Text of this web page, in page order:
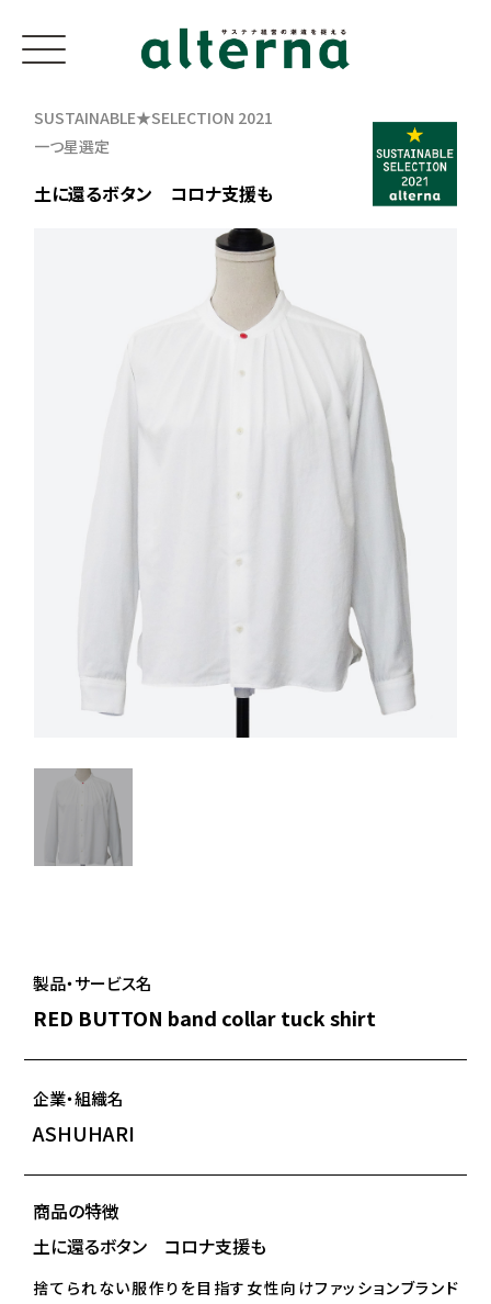
SUSTAINABLE★SELECTION 2021
一つ星選定
土に還るボタン コロナ支援も
製品・サービス名
RED BUTTON band collar tuck shirt
企業・組織名
ASHUHARI
商品の特徴
土に還るボタン コロナ支援も
捨てられない服作りを目指す女性向けファッションブランド